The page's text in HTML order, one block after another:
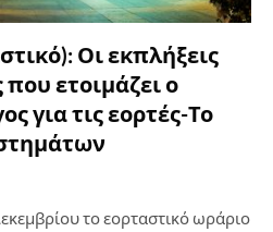
Οι εκπλήξεις
που ετοιμάζει ο
για τις εορτές-Το
το εορταστικό ωράριο